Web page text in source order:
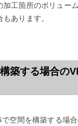
加工箇所のボリュー
あります。
築する場合の
空間を構築する場